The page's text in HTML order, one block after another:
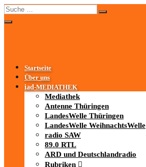
Startseite
Über uns
iad-MEDIATHEK
Mediathek
Antenne Thüringen
LandesWelle Thüringen
LandesWelle WeihnachtsWelle
radio SAW
89.0 RTL
ARD und Deutschlandradio
Rubriken